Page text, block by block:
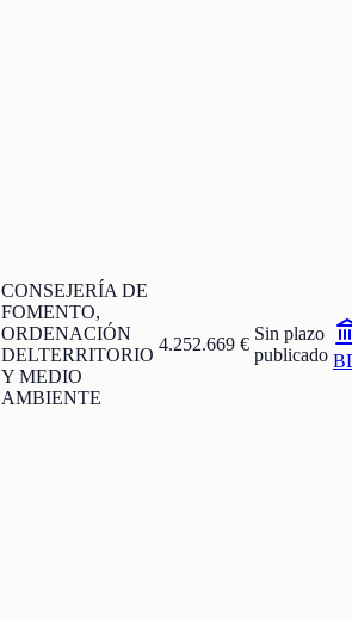
CONSEJERÍA DE
FOMENTO,
ORDENACIÓN
DELTERRITORIO
Y MEDIO
AMBIENTE
4.252.669 €
Sin plazo
publicado